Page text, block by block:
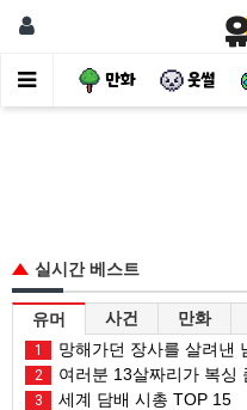
사건 만화 웃썰
실시간 베스트
유머 사건 만화
1 망해가던 장사를 살려낸
2 여러분 13살짜리가 복싱
3 세계 담배 시총 TOP 15